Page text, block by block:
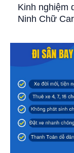
Kinh nghiệm
Ninh Chữ Car